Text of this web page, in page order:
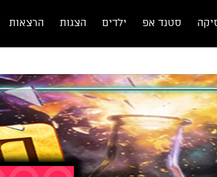
סטנד אפ ילדים הצגות הרצאות